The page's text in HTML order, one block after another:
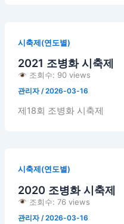
시축제(연도별)
2021 조병화 시축제
조회수: 90 views
관리자/2026-03-16
제18회 조병화 시축제
시축제(연도별)
2020 조병화 시축제
조회수: 76 views
관리자 /2026-03-16